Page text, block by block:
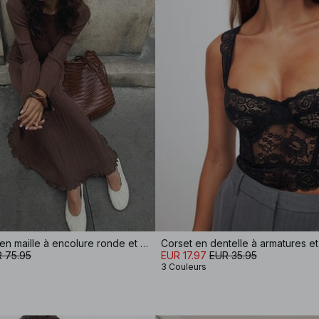
Robe longue en maille à encolure ronde et volants
75.95
EUR 17.97 EUR 35.95
3 Couleurs